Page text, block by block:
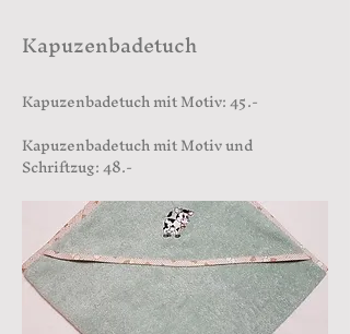
Kapuzenbadetuch
Kapuzenbadetuch mit Motiv: 45.-
Kapuzenbadetuch mit Motiv und
Schriftzug: 48.-